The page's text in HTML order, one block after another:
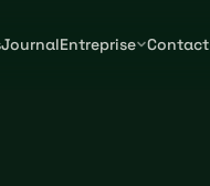
JournalEntreprise Contact